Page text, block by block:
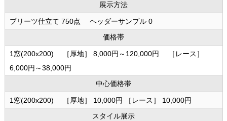
展示方法
プリーツ仕立て 750点 ヘッダーサンプル 0
価格帯
1窓(200x200) ［厚地］ 8,000円～120,000円 ［レース］
6,000円～38,000円
中心価格帯
1窓(200x200) ［厚地］ 10,000円 ［レース］ 10,000円
スタイル展示